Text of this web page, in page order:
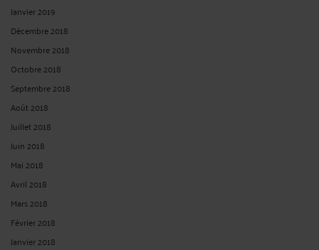
Janvier 2019
Décembre 2018
Novembre 2018
Octobre 2018
Septembre 2018
Août 2018
Juillet 2018
Juin 2018
Mai 2018
Avril 2018
Mars 2018
Février 2018
Janvier 2018